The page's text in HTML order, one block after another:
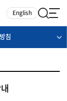
English
침